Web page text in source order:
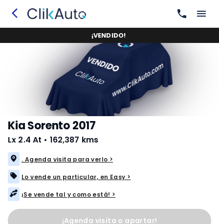
¡VENDIDO!
Kia Sorento 2017
Lx 2.4 At • 162,387 kms
. Agenda visita para verlo >
Lo vende un particular, en Easy >
¡Se vende tal y como está! >
¡Agenda visita o apartar!